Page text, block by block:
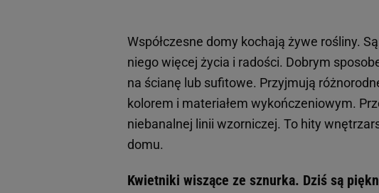
Współczesne domy kochają żywe rośliny.
niego więcej życia i radości. Dobrym
na ścianę lub sufitowe. Przyjmują
kolorem i materiałem wykończeniowym.
niebanalnej linii wzorniczej. To hity
domu.
Kwietniki wiszące ze sznurka. Dziś są